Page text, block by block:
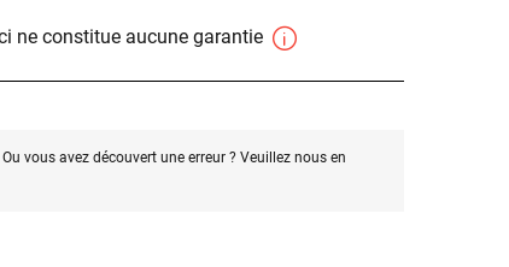
ne constitue aucune garantie
vous avez découvert une erreur ? Veuillez nous en